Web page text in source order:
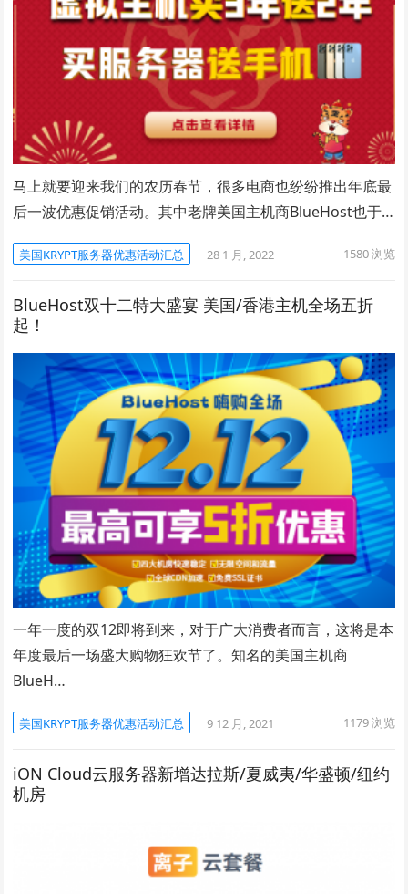
马上就要迎来我们的农历春节，很多电商也纷纷推出年底最
后一波优惠促销活动。其中老牌美国主机商BlueHost也于…
美国KRYPT服务器优惠活动汇总 28 1 月, 2022 1580浏览
BlueHost双十二特大盛宴 美国/香港主机全场五折
起！
一年一度的双12即将到来，对于广大消费者而言，这将是本
年度最后一场盛大购物狂欢节了。知名的美国主机商
BlueH…
美国KRYPT服务器优惠活动汇总 9 12 月, 2021 1179浏览
iON Cloud云服务器新增达拉斯/夏威夷/华盛顿/纽约
机房